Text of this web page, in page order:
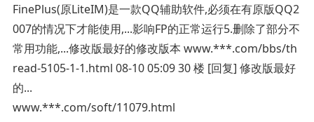
FinePlus(原LiteIM)是一款QQ辅助软件,必须在有原版QQ2
007的情况下才能使用,...影响FP的正常运行5.删除了部分不
常用功能,...修改版最好的修改版本 www.***.com/bbs/th
read-5105-1-1.html 08-10 05:09 30 楼 [回复] 修改版最好
的...
www.***.com/soft/11079.html